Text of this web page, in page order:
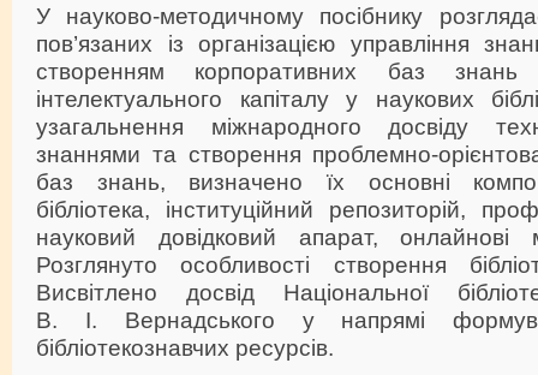
У науково-методичному посібнику
пов’язаних із організацією управління
створенням корпоративних баз
інтелектуального капіталу у наукових
узагальнення міжнародного досвіду
знаннями та створення проблемно-
баз знань, визначено їх основні
бібліотека, інституційний репозиторій,
науковий довідковий апарат, онлайнові
Розглянуто особливості створення
Висвітлено досвід Національної
В. І. Вернадського у напрямі
бібліотекознавчих ресурсів.